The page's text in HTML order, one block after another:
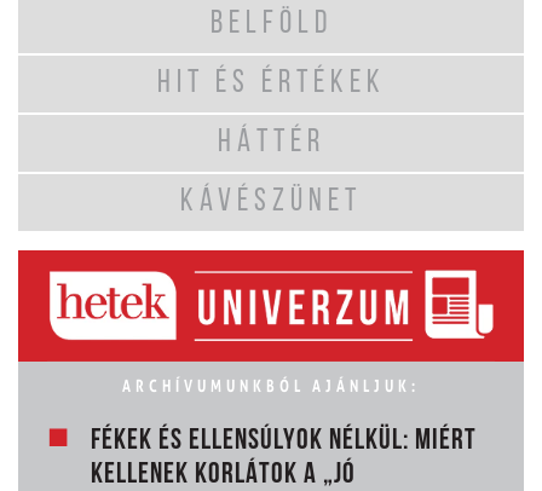
BELFÖLD
HIT ÉS ÉRTÉKEK
HÁTTÉR
KÁVÉSZÜNET
ARCHÍVUMUNKBÓL AJÁNLJUK:
FÉKEK ÉS ELLENSÚLYOK NÉLKÜL: MIÉRT
KELLENEK KORLÁTOK A „JÓ